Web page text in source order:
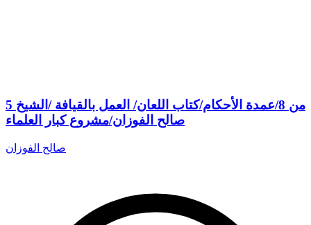
5 من 8/عمدة الأحكام/كتاب اللعان/ العمل بالقيافة /الشيخ
صالح الفوزان/مشروع كبار العلماء
صالح الفوزان